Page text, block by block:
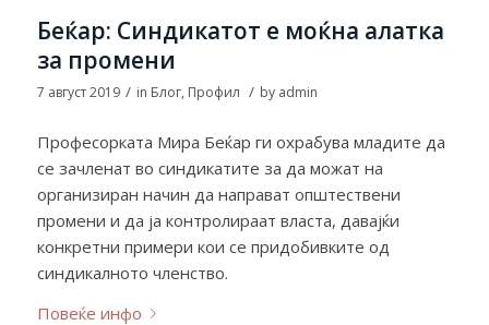
Беќар: Синдикатот е моќна алатка
за промени
7 август 2019 / in Блог, Профил / by admin
Професорката Мира Беќар ги охрабува младите да
се зачленат во синдикатите за да можат на
организиран начин да направат општествени
промени и да ја контролираат власта, давајќи
конкретни примери кои се придобивките од
синдикалното членство.
Повеќе инфо